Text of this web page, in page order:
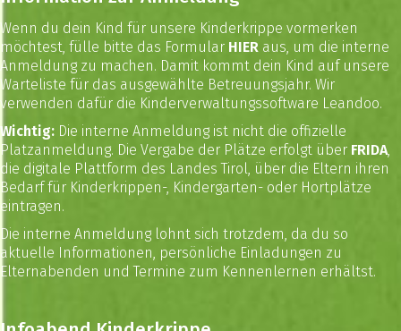
Wenn du dein Kind für unsere Kinderkrippe vormerken
möchtest, fülle bitte das Formular HIER aus, um die interne
Anmeldung zu machen. Damit kommt dein Kind auf unsere
Warteliste für das ausgewählte Betreuungsjahr. Wir
verwenden dafür die Kinderverwaltungssoftware Leandoo.
Wichtig: Die interne Anmeldung ist nicht die offizielle
Platzanmeldung. Die Vergabe der Plätze erfolgt über FRIDA,
die digitale Plattform des Landes Tirol, über die Eltern ihren
Bedarf für Kinderkrippen-, Kindergarten- oder Hortplätze
eintragen.
Die interne Anmeldung lohnt sich trotzdem, da du so
aktuelle Informationen, persönliche Einladungen zu
Elternabenden und Termine zum Kennenlernen erhältst.